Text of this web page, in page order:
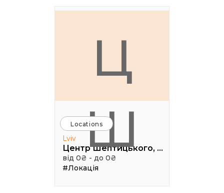
Ц
Ш
Locations
Lviv
Центр Шептицького, 1 поверх, паркова аудиторія
від 0₴ - до 0₴
#Локація